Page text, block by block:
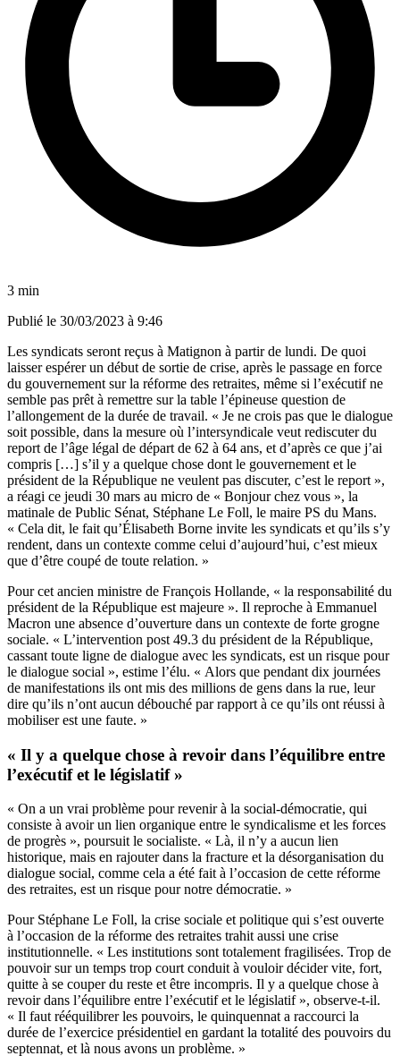
3 min
Publié le 30/03/2023 à 9:46
Les syndicats seront reçus à Matignon à partir de lundi. De quoi
laisser espérer un début de sortie de crise, après le passage en force
du gouvernement sur la réforme des retraites, même si l’exécutif ne
semble pas prêt à remettre sur la table l’épineuse question de
l’allongement de la durée de travail. « Je ne crois pas que le dialogue
soit possible, dans la mesure où l’intersyndicale veut rediscuter du
report de l’âge légal de départ de 62 à 64 ans, et d’après ce que j’ai
compris […] s’il y a quelque chose dont le gouvernement et le
président de la République ne veulent pas discuter, c’est le report »,
a réagi ce jeudi 30 mars au micro de « Bonjour chez vous », la
matinale de Public Sénat, Stéphane Le Foll, le maire PS du Mans.
« Cela dit, le fait qu’Élisabeth Borne invite les syndicats et qu’ils s’y
rendent, dans un contexte comme celui d’aujourd’hui, c’est mieux
que d’être coupé de toute relation. »
Pour cet ancien ministre de François Hollande, « la responsabilité du
président de la République est majeure ». Il reproche à Emmanuel
Macron une absence d’ouverture dans un contexte de forte grogne
sociale. « L’intervention post 49.3 du président de la République,
cassant toute ligne de dialogue avec les syndicats, est un risque pour
le dialogue social », estime l’élu. « Alors que pendant dix journées
de manifestations ils ont mis des millions de gens dans la rue, leur
dire qu’ils n’ont aucun débouché par rapport à ce qu’ils ont réussi à
mobiliser est une faute. »
« Il y a quelque chose à revoir dans l’équilibre entre
l’exécutif et le législatif »
« On a un vrai problème pour revenir à la social-démocratie, qui
consiste à avoir un lien organique entre le syndicalisme et les forces
de progrès », poursuit le socialiste. « Là, il n’y a aucun lien
historique, mais en rajouter dans la fracture et la désorganisation du
dialogue social, comme cela a été fait à l’occasion de cette réforme
des retraites, est un risque pour notre démocratie. »
Pour Stéphane Le Foll, la crise sociale et politique qui s’est ouverte
à l’occasion de la réforme des retraites trahit aussi une crise
institutionnelle. « Les institutions sont totalement fragilisées. Trop de
pouvoir sur un temps trop court conduit à vouloir décider vite, fort,
quitte à se couper du reste et être incompris. Il y a quelque chose à
revoir dans l’équilibre entre l’exécutif et le législatif », observe-t-il.
« Il faut rééquilibrer les pouvoirs, le quinquennat a raccourci la
durée de l’exercice présidentiel en gardant la totalité des pouvoirs du
septennat, et là nous avons un problème. »